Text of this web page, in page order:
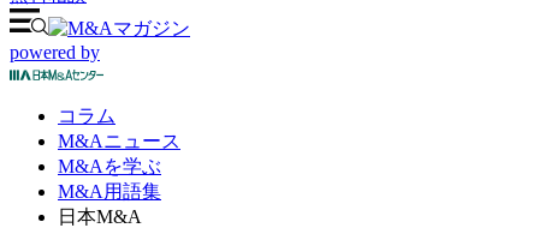
powered by
コラム
M&Aニュース
M&Aを学ぶ
M&A 用語集
日本M&A